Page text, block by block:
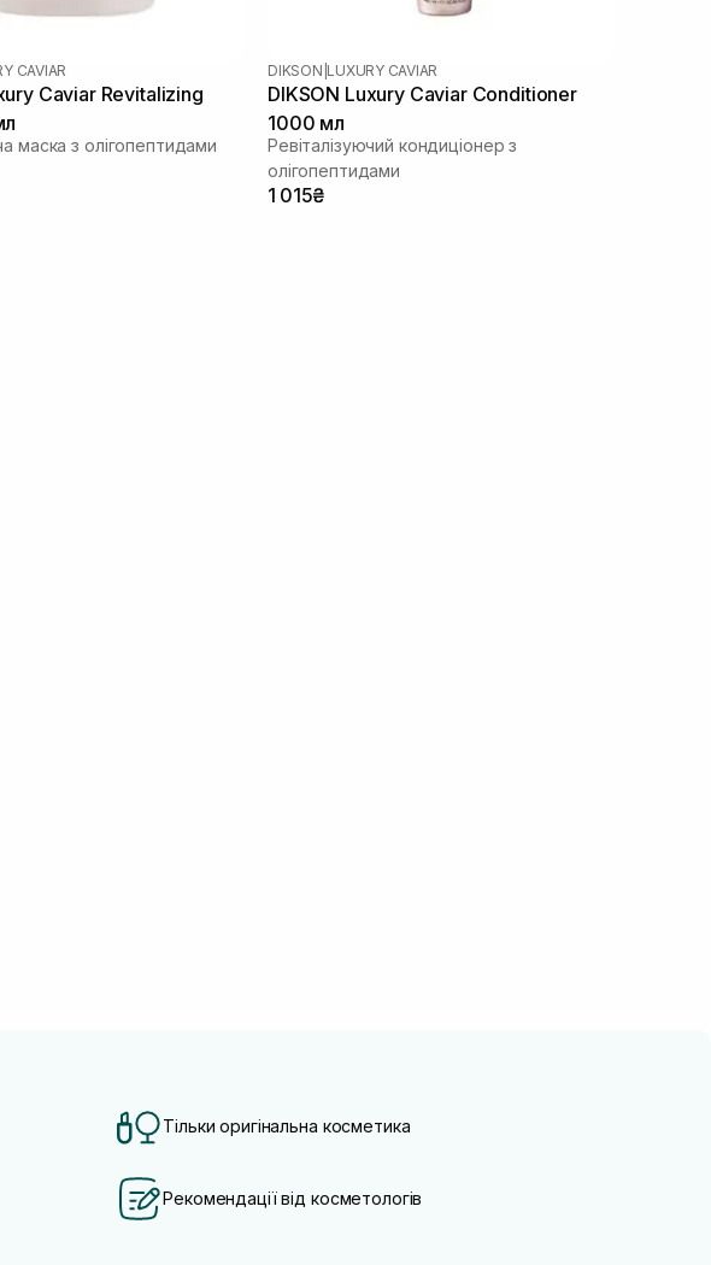
CAVIAR
Caviar Revitalizing
маска з олігопептидами
DIKSON LUXURY CAVIAR
DIKSON Luxury Caviar Conditioner
1000 мл
Ревіталізуючий кондиціонер з
олігопептидами
1 015₴
Тільки оригінальна косметика
Рекомендації від косметологів